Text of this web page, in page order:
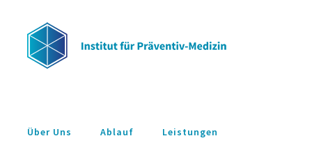
springen
Über Uns Ablauf Leistungen